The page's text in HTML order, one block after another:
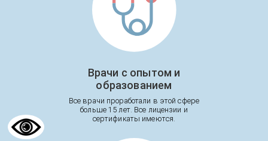
Врачи с опытом и
образованием
Все врачи проработали в этой сфере
больше 15 лет. Все лицензии и
сертификаты имеются.